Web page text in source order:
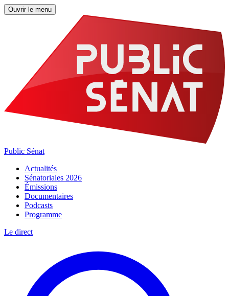
Ouvrir le menu
Public Sénat
Actualités
Sénatoriales 2026
Émissions
Documentaires
Podcasts
Programme
Le direct